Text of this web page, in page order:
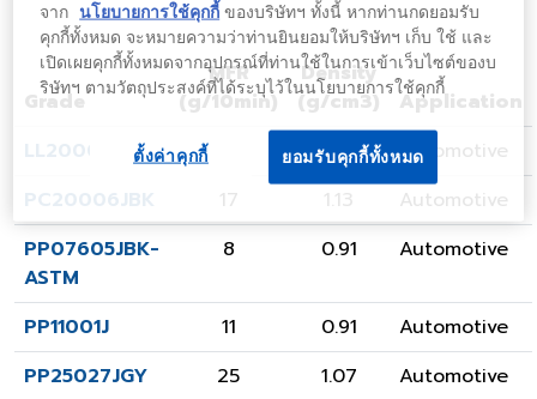
Grade
MFR
(g/10min)
Density
(g/cm3)
Application
LL20001JBK
0.92
Automotive
PC20006JBK
17 1.13
Automotive
PP07605JBK-
ASTM
8 0.91 Automotive
PP11001J 11 0.91
Automotive
PP25027JGY
25 1.07
Automotive
จาก นโยบายการใช้คุกกี้ ของบริษัทฯ ทั้งนี้ หากท่านกดยอมรับ
คุกกี้ทั้งหมด จะหมายความว่าท่านยินยอมให้บริษัทฯ เก็บ ใช้ และ
เปิดเผยคุกกี้ทั้งหมดจากอุปกรณ์ที่ท่านใช้ในการเข้าเว็บไซต์ของบ
ริษัทฯ ตามวัตถุประสงค์ที่ได้ระบุไว้ในนโยบายการใช้คุกกี้
ยอมรับคุกกี้ทั้งหมด
ตั้งค่าคุกกี้